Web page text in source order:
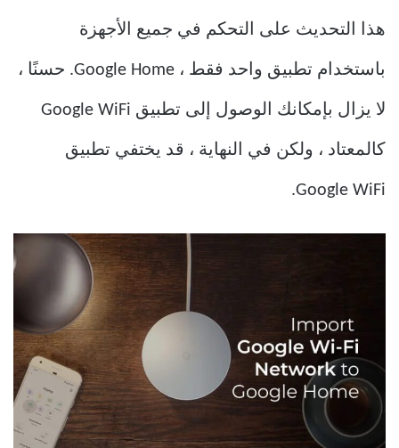
هذا التحديث على التحكم في جميع الأجهزة
باستخدام تطبيق واحد فقط ، Google Home. حسنًا ،
لا يزال بإمكانك الوصول إلى تطبيق Google WiFi
كالمعتاد ، ولكن في النهاية ، قد يختفي تطبيق
Google WiFi.